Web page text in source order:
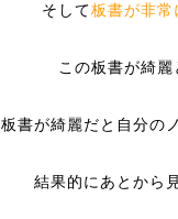
そして板書が非常
この板書が綺麗
板書が綺麗だと自分の
結果的にあとから